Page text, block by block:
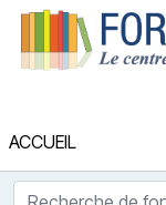
ACCUEIL
Recherche de